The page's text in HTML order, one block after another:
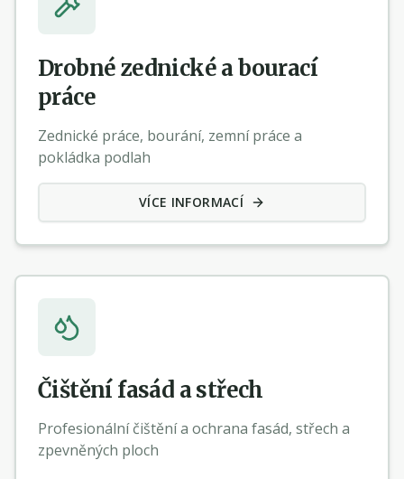
Drobné zednické a bourací
práce
Zednické práce, bourání, zemní práce a
pokládka podlah
VÍCE INFORMACÍ
Čištění fasád a střech
Profesionální čištění a ochrana fasád, střech a
zpevněných ploch